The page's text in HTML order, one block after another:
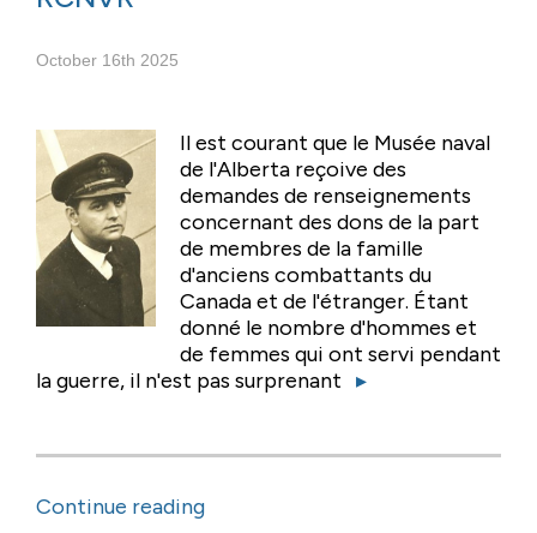
October 16th 2025
Il est courant que le Musée naval
de l'Alberta reçoive des
demandes de renseignements
concernant des dons de la part
de membres de la famille
d'anciens combattants du
Canada et de l'étranger. Étant
donné le nombre d'hommes et
de femmes qui ont servi pendant
la guerre, il n'est pas surprenant ▸
Continue reading